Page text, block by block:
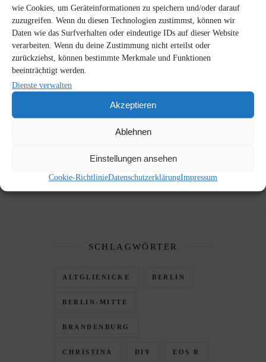
wie Cookies, um Geräteinformationen zu speichern und/oder darauf
zuzugreifen. Wenn du diesen Technologien zustimmst, können wir
Daten wie das Surfverhalten oder eindeutige IDs auf dieser Website
verarbeiten. Wenn du deine Zustimmung nicht erteilst oder
zurückziehst, können bestimmte Merkmale und Funktionen
beeinträchtigt werden.
Dienste verwalten
Akzeptieren
Ablehnen
Einstellungen ansehen
Cookie-RichtlinieDatenschutzerklärungImpressum
4. August 2020
Keine Kommentare
NEUESTE KOMMENTARE
ARCHIV
SCHLAGWÖRTER
ALTGLIENICKE BERLIN
BERLIN-MITTE
BRANDENBURG
CHRISTINA DIY EOS R